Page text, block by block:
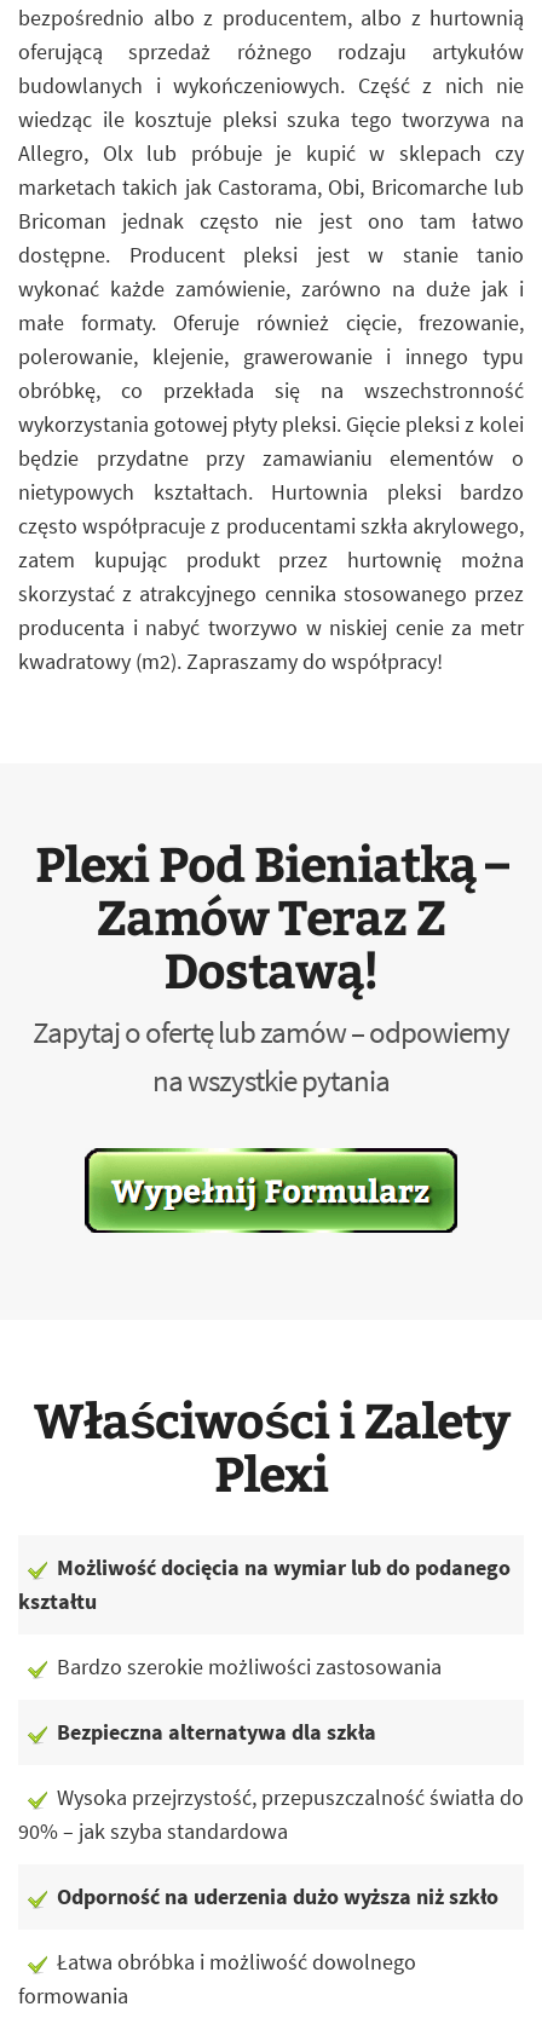
bezpośrednio albo z producentem, albo z hurtownią
oferującą sprzedaż różnego rodzaju artykułów
budowlanych i wykończeniowych. Część z nich nie
wiedząc ile kosztuje pleksi szuka tego tworzywa na
Allegro, Olx lub próbuje je kupić w sklepach czy
marketach takich jak Castorama, Obi, Bricomarche lub
Bricoman jednak często nie jest ono tam łatwo
dostępne. Producent pleksi jest w stanie tanio
wykonać każde zamówienie, zarówno na duże jak i
małe formaty. Oferuje również cięcie, frezowanie,
polerowanie, klejenie, grawerowanie i innego typu
obróbkę, co przekłada się na wszechstronność
wykorzystania gotowej płyty pleksi. Gięcie pleksi z kolei
będzie przydatne przy zamawianiu elementów o
nietypowych kształtach. Hurtownia pleksi bardzo
często współpracuje z producentami szkła akrylowego,
zatem kupując produkt przez hurtownię można
skorzystać z atrakcyjnego cennika stosowanego przez
producenta i nabyć tworzywo w niskiej cenie za metr
kwadratowy (m2). Zapraszamy do współpracy!
Plexi Pod Bieniatką –
Zamów Teraz Z
Dostawą!
Zapytaj o ofertę lub zamów – odpowiemy
na wszystkie pytania
Właściwości i Zalety
Plexi
Możliwość docięcia na wymiar lub do podanego
kształtu
Bardzo szerokie możliwości zastosowania
Bezpieczna alternatywa dla szkła
Wysoka przejrzystość, przepuszczalność światła do
90% – jak szyba standardowa
Odporność na uderzenia dużo wyższa niż szkło
Łatwa obróbka i możliwość dowolnego
formowania